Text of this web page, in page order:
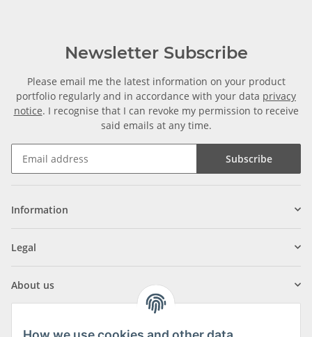
Newsletter Subscribe
Please email me the latest information on your product
portfolio regularly and in accordance with your data privacy
notice. I recognise that I can revoke my permission to receive
said emails at any time.
Subscribe
Information
Legal
About us